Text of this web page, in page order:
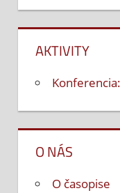
AKTIVITY
O NÁS
O časopise